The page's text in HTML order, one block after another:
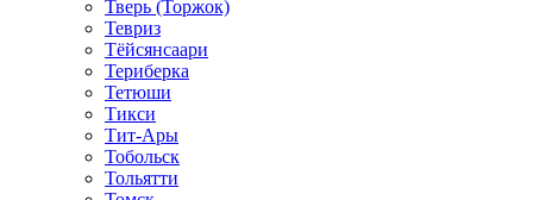
Тверь (Торжок)
Тевриз
Тёйсянсаари
Териберка
Тетюши
Тикси
Тит-Ары
Тобольск
Тольятти